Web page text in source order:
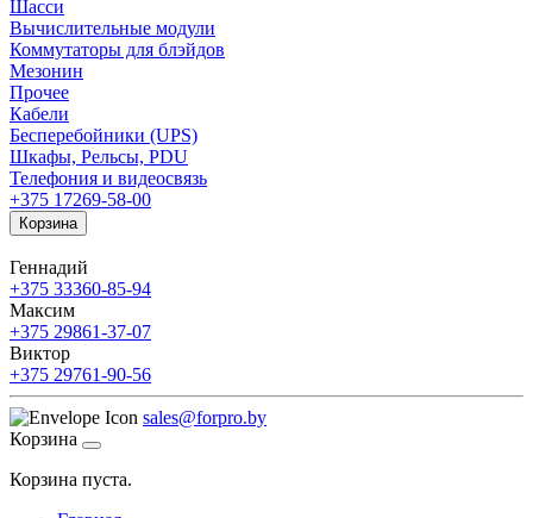
Шасси
Вычислительные модули
Коммутаторы для блэйдов
Мезонин
Прочее
Кабели
Бесперебойники (UPS)
Шкафы, Рельсы, PDU
Телефония и видеосвязь
+375 17269-58-00
Корзина
Геннадий
+375 33360-85-94
Максим
+375 29861-37-07
Виктор
+375 29761-90-56
sales@forpro.by
Корзина
Корзина пуста.